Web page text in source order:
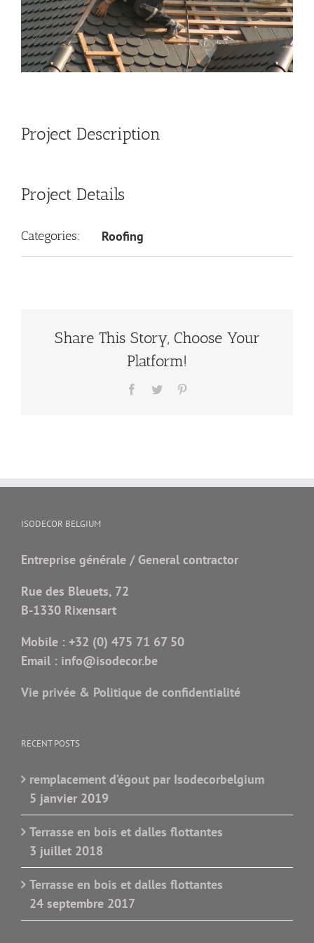
Project Description
Project Details
Categories: Roofing
Share This Story, Choose Your
Platform!
Facebook
Twitter
ISODECOR BELGIUM
Entreprise générale / General contractor
Rue des Bleuets, 72
B-1330 Rixensart
Mobile : +32 (0) 475 71 67 50
Email : info@isodecor.be
Vie privée & Politique de confidentialité
RECENT POSTS
remplacement d’égout par Isodecorbelgium
5 janvier 2019
Terrasse en bois et dalles flottantes
3 juillet 2018
Terrasse en bois et dalles flottantes
24 septembre 2017